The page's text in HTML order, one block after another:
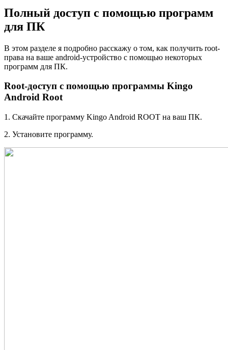
Полный доступ с помощью программ
для ПК
В этом разделе я подробно расскажу о том, как получить root-
права на ваше android-устройство с помощью некоторых
программ для ПК.
Root-доступ с помощью программы Kingo
Android Root
1. Скачайте программу Kingo Android ROOT на ваш ПК.
2. Установите программу.